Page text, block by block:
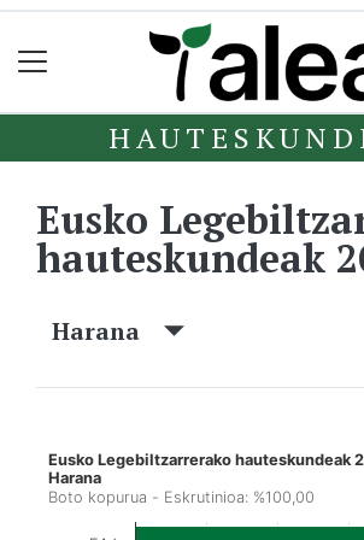
Eusko
hauteskundeak
Harana
Eusko Legebiltzarrerako hauteskundeak
Harana
Boto kopurua - Eskrutinioa: %100,00